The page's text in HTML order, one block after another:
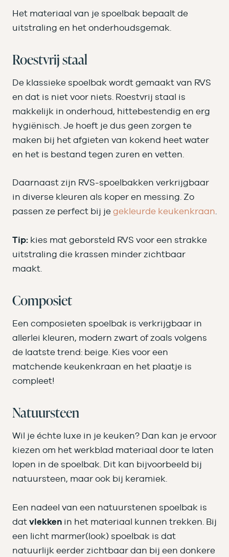
Het materiaal van je spoelbak bepaalt de
uitstraling en het onderhoudsgemak.
Roestvrij staal
De klassieke spoelbak wordt gemaakt van RVS
en dat is niet voor niets. Roestvrij staal is
makkelijk in onderhoud, hittebestendig en erg
hygiënisch. Je hoeft je dus geen zorgen te
maken bij het afgieten van kokend heet water
en het is bestand tegen zuren en vetten.
Daarnaast zijn RVS-spoelbakken verkrijgbaar
in diverse kleuren als koper en messing. Zo
passen ze perfect bij je gekleurde keukenkraan.
Tip: kies mat geborsteld RVS voor een strakke
uitstraling die krassen minder zichtbaar
maakt.
Composiet
Een composieten spoelbak is verkrijgbaar in
allerlei kleuren, modern zwart of zoals volgens
de laatste trend: beige. Kies voor een
matchende keukenkraan en het plaatje is
compleet!
Natuursteen
Wil je échte luxe in je keuken? Dan kan je ervoor
kiezen om het werkblad materiaal door te laten
lopen in de spoelbak. Dit kan bijvoorbeeld bij
natuursteen, maar ook bij keramiek.
Een nadeel van een natuurstenen spoelbak is
dat vlekken in het materiaal kunnen trekken. Bij
een licht marmer(look) spoelbak is dat
natuurlijk eerder zichtbaar dan bij een donkere